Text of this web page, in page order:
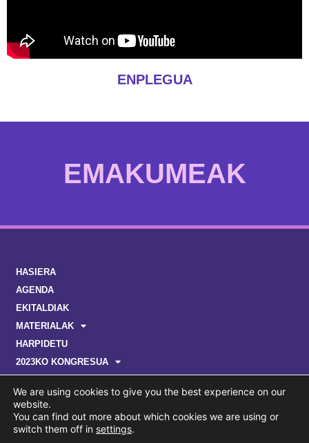
ENPLEGUA
EMAKUMEAK
HASIERA
AGENDA
EKITALDIAK
MATERIALAK
HARPIDETU
2023KO KONGRESUA
We are using cookies to give you the best experience on our
website.
You can find out more about which cookies we are using or
switch them off in settings.